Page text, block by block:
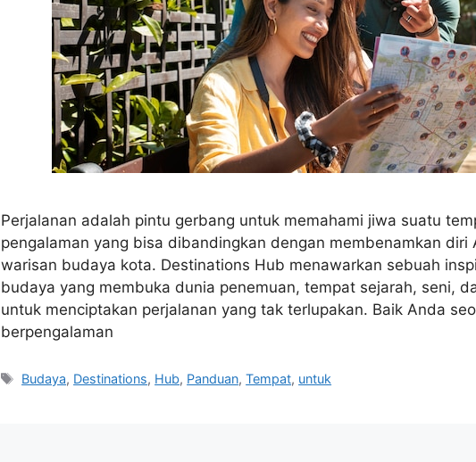
Perjalanan adalah pintu gerbang untuk memahami jiwa suatu
pengalaman yang bisa dibandingkan dengan membenamkan diri
warisan budaya kota. Destinations Hub menawarkan sebuah
budaya yang membuka dunia penemuan, tempat sejarah, seni,
untuk menciptakan perjalanan yang tak terlupakan. Baik Anda
berpengalaman
Tags
Budaya, Destinations, Hub, Panduan,Tempat, untuk